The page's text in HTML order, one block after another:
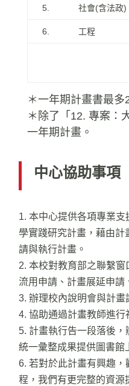
5. 社會(含法政)
6. 工程
＊一年期計畫書最
＊除了「12. 專案：
一年期計畫。
中心協助事項
1. 本中心提供各項專業
學實踐研究計畫，藉由計
請與執行計畫。
2. 本校對教育部之聯繫
流用申請、計畫展延申請
3. 辦理校內說明會與計
4. 協助通過計畫教師進行
5. 計畫執行告一段落後，
統一彙整成果提供圖書館
6. 若對於此計畫有興趣
程，我們有更完整的資源